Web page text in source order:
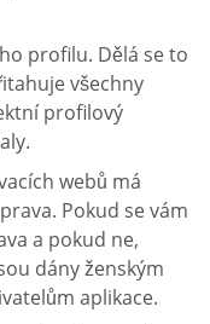
profilu. Dělá se to
všechny
profilový
webů má
Pokud se vám
a pokud ne,
dány ženským
aplikace.